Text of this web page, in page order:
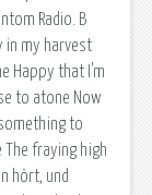
Radio. В
in my harvest
Happy that I'm
to atone Now
to
The fraying high
hört, und